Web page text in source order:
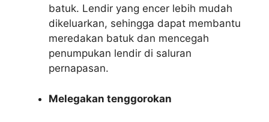
batuk. Lendir yang encer lebih mudah
dikeluarkan, sehingga dapat membantu
meredakan batuk dan mencegah
penumpukan lendir di saluran
pernapasan.
Melegakan tenggorokan